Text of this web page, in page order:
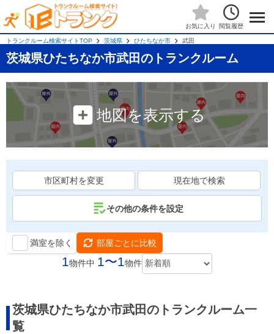
お気に入り 閲覧履歴
トランクルーム検索サイトTOP 茨城県 ひたちなか市 武田
茨城県ひたちなか市武田のトランクルーム
地図を表示する
市区町村を変更 現在地で検索
その他の条件を設定
満室を除く 部屋ごとに比較
1物件中 1〜1物件
茨城県ひたちなか市武田のトランクルーム一
覧